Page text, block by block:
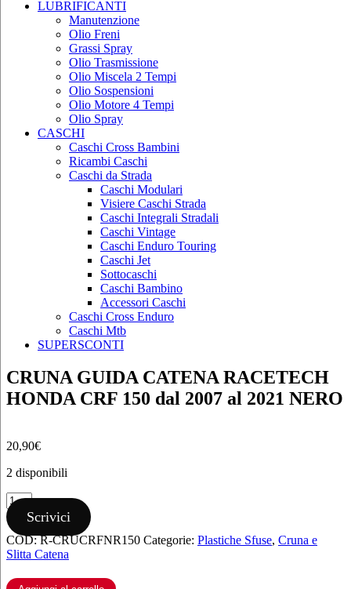
LUBRIFICANTI
Manutenzione
Olio Freni
Grassi Spray
Olio Trasmissione
Olio Miscela 2 Tempi
Olio Sospensioni
Olio Motore 4 Tempi
Olio Spray
CASCHI
Caschi Cross Bambini
Ricambi Caschi
Caschi da Strada
Caschi Modulari
Visiere Caschi Strada
Caschi Integrali Stradali
Caschi Vintage
Caschi Enduro Touring
Caschi Jet
Sottocaschi
Caschi Bambino
Accessori Caschi
Caschi Cross Enduro
Caschi Mtb
SUPERSCONTI
CRUNA GUIDA CATENA RACETECH
HONDA CRF 150 dal 2007 al 2021 NERO
20,90€
2 disponibili
CRUNA
GUIDA
CATENA
RACETECH
HONDA
150
Scrivici
COD:R-CRUCRFNR150 Categorie: Plastiche Sfuse, Cruna e
Slitta Catena